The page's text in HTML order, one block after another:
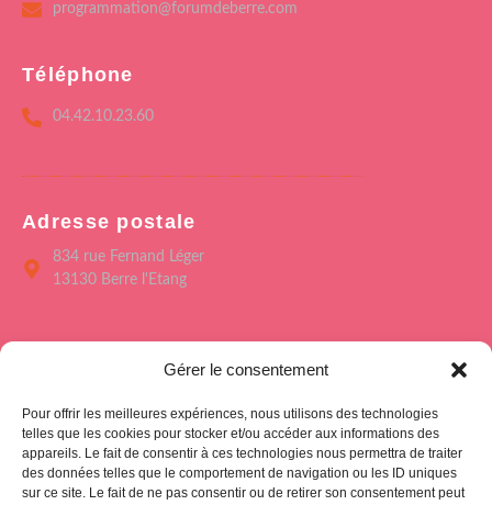
Gérer le consentement
Pour offrir les meilleures expériences, nous utilisons des technologies
telles que les cookies pour stocker et/ou accéder aux informations des
appareils. Le fait de consentir à ces technologies nous permettra de traiter
des données telles que le comportement de navigation ou les ID uniques
sur ce site. Le fait de ne pas consentir ou de retirer son consentement peut
programmation@forumdeberre.com
Téléphone
04.42.10.23.60
Adresse postale
834 rue Fernand Léger
13130 Berre l'Etang
Le Forum de Berre
Saison culturelle 26/27